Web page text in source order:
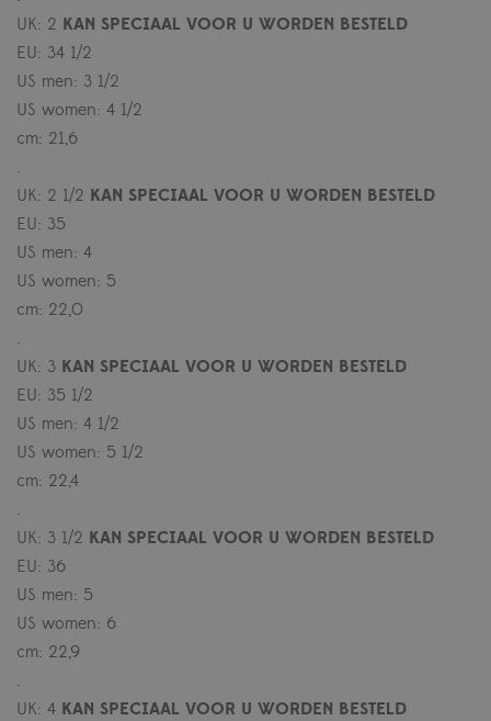
UK: 2 KAN SPECIAAL VOOR U WORDEN BESTELD
EU: 34 1/2
US men: 3 1/2
US women: 4 1/2
cm: 21,6
.
UK: 2 1/2 KAN SPECIAAL VOOR U WORDEN BESTELD
EU: 35
US men: 4
US women: 5
cm: 22,0
.
UK: 3 KAN SPECIAAL VOOR U WORDEN BESTELD
EU: 35 1/2
US men: 4 1/2
US women: 5 1/2
cm: 22,4
.
UK: 3 1/2 KAN SPECIAAL VOOR U WORDEN BESTELD
EU: 36
US men: 5
US women: 6
cm: 22,9
.
UK: 4 KAN SPECIAAL VOOR U WORDEN BESTELD